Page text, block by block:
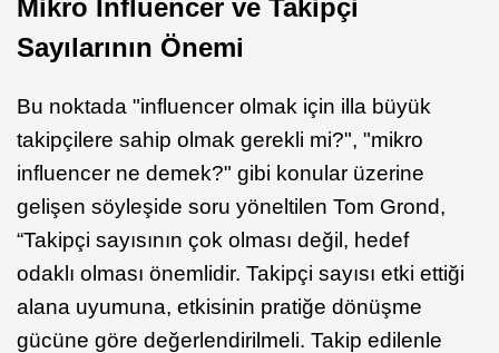
Mikro Influencer ve Takipçi
Sayılarının Önemi
Bu noktada "influencer olmak için illa büyük
takipçilere sahip olmak gerekli mi?", "mikro
influencer ne demek?" gibi konular üzerine
gelişen söyleşide soru yöneltilen Tom Grond,
“Takipçi sayısının çok olması değil, hedef
odaklı olması önemlidir. Takipçi sayısı etki ettiği
alana uyumuna, etkisinin pratiğe dönüşme
gücüne göre değerlendirilmeli. Takip edilenle